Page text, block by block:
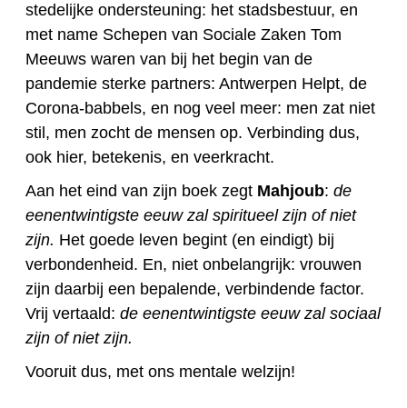
stedelijke ondersteuning: het stadsbestuur, en
met name Schepen van Sociale Zaken Tom
Meeuws waren van bij het begin van de
pandemie sterke partners: Antwerpen Helpt, de
Corona-babbels, en nog veel meer: men zat niet
stil, men zocht de mensen op. Verbinding dus,
ook hier, betekenis, en veerkracht.
Aan het eind van zijn boek zegt Mahjoub: de
eenentwintigste eeuw zal spiritueel zijn of niet
zijn. Het goede leven begint (en eindigt) bij
verbondenheid. En, niet onbelangrijk: vrouwen
zijn daarbij een bepalende, verbindende factor.
Vrij vertaald: de eenentwintigste eeuw zal sociaal
zijn of niet zijn.
Vooruit dus, met ons mentale welzijn!